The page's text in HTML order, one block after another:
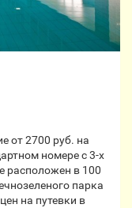
от 2700 руб. на
номере с 3-х
расположен в 100
парка
на путевки в